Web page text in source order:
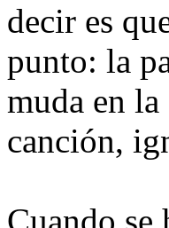
decir es
punto: la
muda en
canción,